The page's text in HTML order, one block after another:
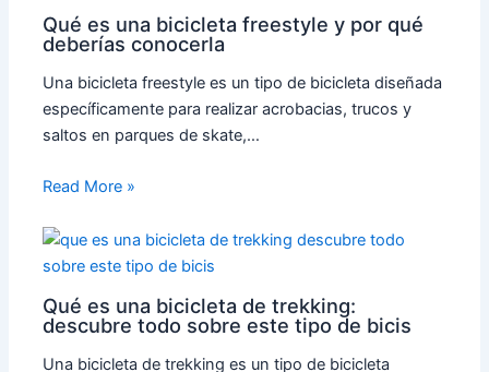
Qué es una bicicleta freestyle y por qué
deberías conocerla
Una bicicleta freestyle es un tipo de bicicleta diseñada
específicamente para realizar acrobacias, trucos y
saltos en parques de skate,…
Read More »
Qué es una bicicleta de trekking:
descubre todo sobre este tipo de bicis
Una bicicleta de trekking es un tipo de bicicleta